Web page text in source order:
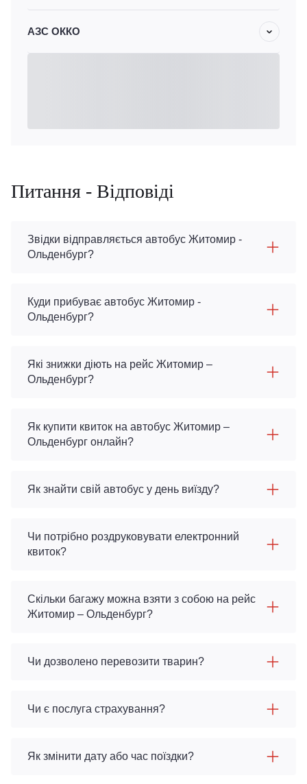
АЗС ОККО
Питання - Відповіді
Звідки відправляється автобус Житомир -
Ольденбург?
Куди прибуває автобус Житомир -
Ольденбург?
Які знижки діють на рейс Житомир –
Ольденбург?
Як купити квиток на автобус Житомир –
Ольденбург онлайн?
Як знайти свій автобус у день виїзду?
Чи потрібно роздруковувати електронний
квиток?
Скільки багажу можна взяти з собою на рейс
Житомир – Ольденбург?
Чи дозволено перевозити тварин?
Чи є послуга страхування?
Як змінити дату або час поїздки?